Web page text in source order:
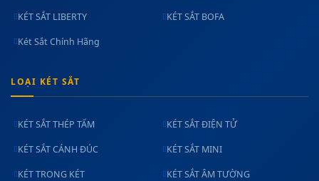
KÉT SẮT LIBERTY KÉT SẮT BOFA
Két Sắt Chính Hãng
LOẠI KÉT SẮT
KÉT SẮT THÉP TẤM KÉT SẮT ĐIỆN TỬ
KÉT SẮT CÁNH ĐÚC KÉT SẮT MINI
KÉT TRONG KÉT KÉT SẮT ÂM TƯỜNG